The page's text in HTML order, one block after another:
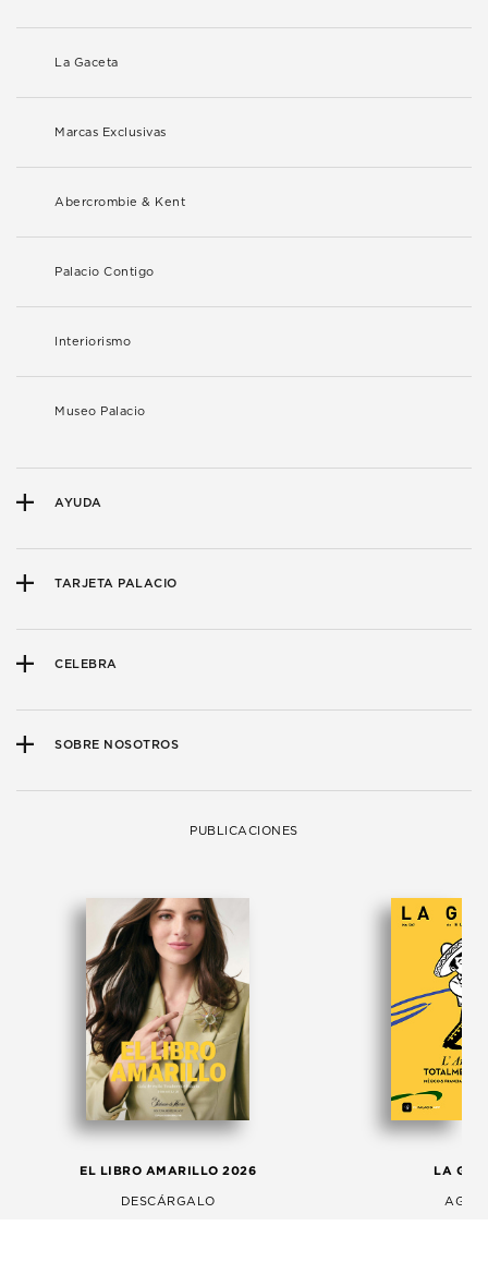
La Gaceta
Marcas Exclusivas
Abercrombie & Kent
Palacio Contigo
Interiorismo
Museo Palacio
AYUDA
TARJETA PALACIO
CELEBRA
SOBRE NOSOTROS
PUBLICACIONES
EL LIBRO AMARILLO 2026
DESCÁRGALO
LA